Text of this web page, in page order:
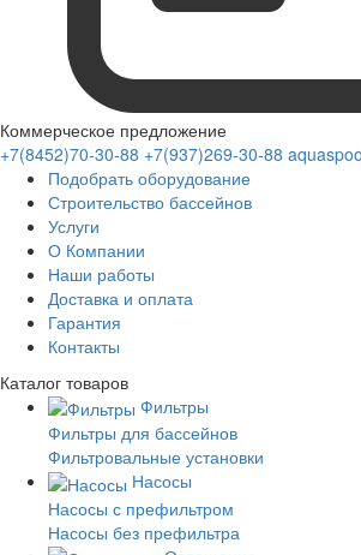
Коммерческое предложение
+7(8452)70-30-88 +7(937)269-30-88
Подобрать оборудование
Строительство бассейнов
Услуги
О Компании
Наши работы
Доставка и оплата
Гарантия
Контакты
Каталог товаров
Фильтры
Фильтры для бассейнов
Фильтровальные установки
Насосы
Насосы с префильтром
Насосы без префильтра